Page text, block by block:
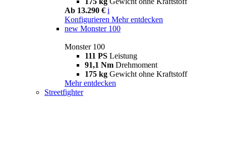
Ab 13.290 € i
Konfigurieren Mehr entdecken
new Monster 100
Monster 100
111 PS Leistung
91,1 Nm Drehmoment
175 kg Gewicht ohne Kraftstoff
Mehr entdecken
Streetfighter